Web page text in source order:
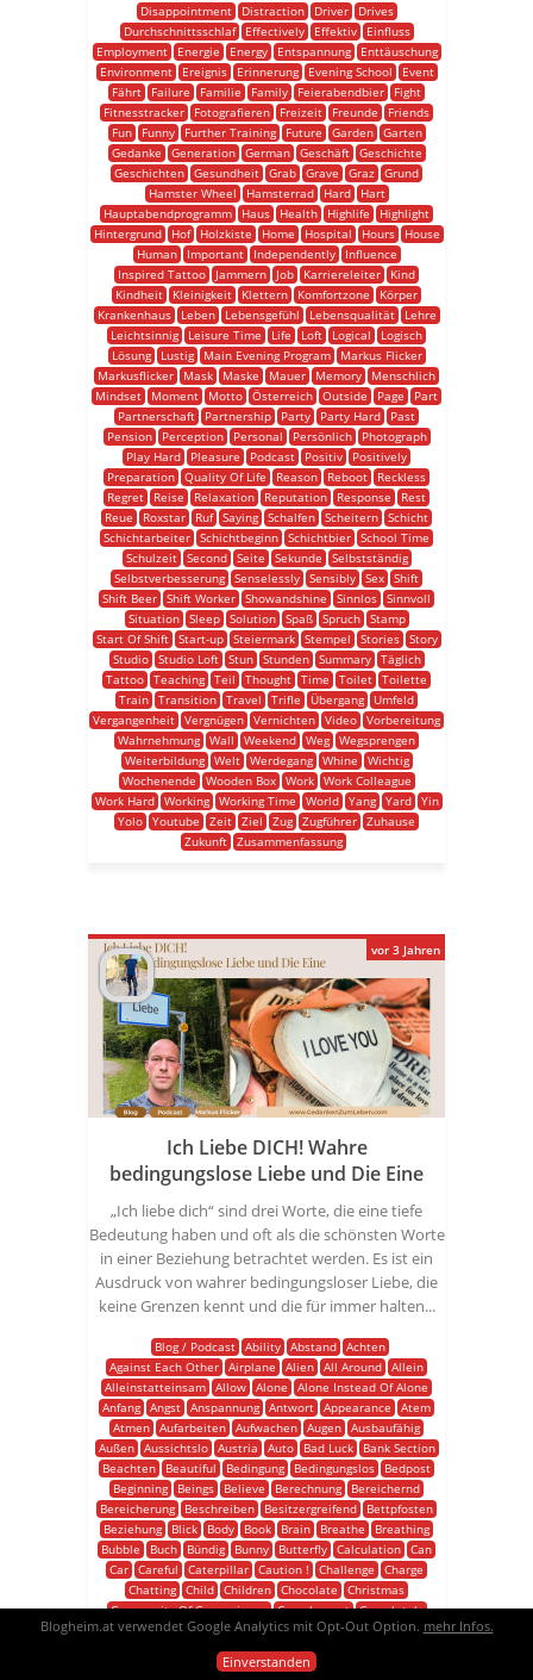
Disappointment
Distraction Driver
Drives
Durchschnittsschlaf
Effectively Effektiv
Einfluss
Employment
Energie Energy Entspannung
Enttäuschung
Environment
Ereignis Erinnerung Evening School
Event
Fährt
Failure Familie Family Feierabendbier
Fight
Fitnesstracker
Fotografieren Freizeit Freunde
Friends
Fun
Funny Further Training Future Garden
Garten
Gedanke
Generation German Geschäft
Geschichte
Geschichten Gesundheit Grab Grave Graz Grund
Hamster Wheel
Hamsterrad Hard
Hart
Hauptabendprogramm
Haus Health Highlife
Highlight
Hintergrund
Hof Holzkiste Home Hospital Hours
House
Human
Important Independently
Influence
Inspired Tattoo
Jammern Job Karriereleiter
Kind
Kindheit
Kleinigkeit Klettern Komfortzone
Körper
Krankenhaus
Leben Lebensgefühl Lebensqualität
Lehre
Leichtsinnig
Leisure Time Life Loft Logical
Logisch
Lösung
Lustig Main Evening Program
Markus Flicker
Markusflicker
Mask Maske Mauer Memory
Menschlich
Mindset
Moment Motto Österreich Outside Page
Part
Partnerschaft
Partnership Party Party Hard
Past
Pension
Perception Personal Persönlich
Photograph
Play Hard
Pleasure Podcast Positiv
Positively
Preparation Quality Of Life Reason Reboot
Reckless
Regret
Reise Relaxation Reputation Response
Rest
Reue
Roxstar Ruf Saying Schalfen Scheitern Schicht
Schichtarbeiter Schichtbeginn Schichtbier School Time
Schulzeit
Second Seite Sekunde
Selbstständig
Selbstverbesserung Senselessly Sensibly Sex Shift
Shift Beer Shift Worker Showandshine Sinnlos Sinnvoll
Situation
Sleep Solution Spaß Spruch
Stamp
Start Of Shift
Start-up Steiermark Stempel Stories
Story
Studio
Studio Loft Stun Stunden Summary
Täglich
Tattoo Teaching Teil Thought Time Toilet Toilette
Train Transition Travel Trifle Übergang
Umfeld
Vergangenheit Vergnügen Vernichten Video Vorbereitung
Wahrnehmung Wall Weekend Weg Wegsprengen
Weiterbildung
Welt Werdegang Whine
Wichtig
Wochenende
Wooden Box Work
Work Colleague
Work Hard
Working Working Time World Yang Yard
Yin
Yolo Youtube Zeit Ziel Zug Zugführer Zuhause
Zukunft Zusammenfassung
Ich Liebe DICH! Wahre
bedingungslose Liebe und Die Eine
„Ich liebe dich“ sind drei Worte, die eine tiefe
Bedeutung haben und oft als die schönsten Worte
in einer Beziehung betrachtet werden. Es ist ein
Ausdruck von wahrer bedingungsloser Liebe, die
keine Grenzen kennt und die für immer halten...
Blog / Podcast Ability Abstand
Achten
Against Each Other Airplane Alien All Around Allein
Alleinstatteinsam Allow Alone
Alone Instead Of Alone
Anfang Angst Anspannung Antwort Appearance
Atem
Atmen Aufarbeiten Aufwachen Augen Ausbaufähig
Außen
Aussichtslo Austria Auto Bad Luck
Bank Section
Beachten
Beautiful Bedingung Bedingungslos
Bedpost
Beginning
Beings Believe Berechnung
Bereichernd
Bereicherung
Beschreiben Besitzergreifend
Bettpfosten
Beziehung
Blick Body Book Brain Breathe
Breathing
Bubble
Buch Bündig Bunny Butterfly Calculation Can
Car Careful Caterpillar Caution ! Challenge
Charge
Chatting Child Children Chocolate
Christmas
Community Of Convenience Complement Completely
Compromise Condition Confuse Conviction
Cover Picture
Cuddle Daily Iche Dauerzustand
Denken Describe
vor 3 Jahren
Blogheim.at verwendet Google Analytics mit Opt-Out Option. mehr Infos.
Einverstanden